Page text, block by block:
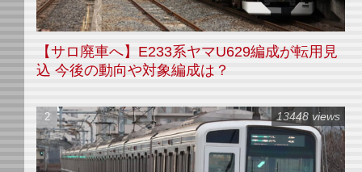
【サロ廃車へ】E233系ヤマU629編成が転用見
込 今後の動向や対象編成は？
13448 views